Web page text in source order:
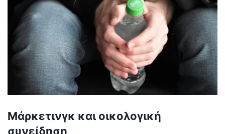
Μάρκετινγκ και οικολογική
συνείδηση